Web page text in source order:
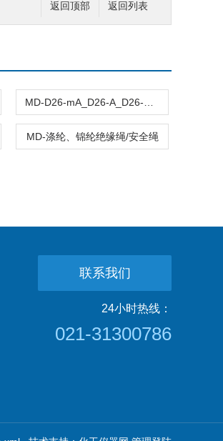
返回列表
返回顶部
MD-涤纶、锦纶绝缘绳/安全绳
联系我们
24小时热线：
021-31300786